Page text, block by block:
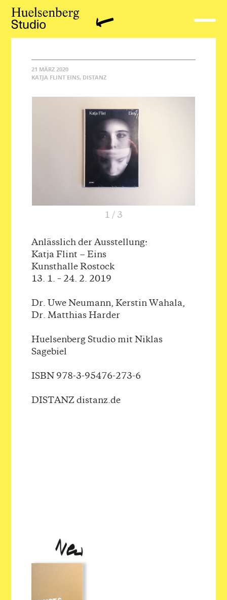
21 MÄRZ 2020
KATJA FLINT EINS, DISTANZ
1 / 3
Anlässlich der Ausstellung:
Katja Flint − Eins
Kunsthalle Rostock
13. 1. – 24. 2. 2019
Dr. Uwe Neumann, Kerstin Wahala,
Dr. Matthias Harder
Huelsenberg Studio mit Niklas
Sagebiel
ISBN 978-3-95476-273-6
DISTANZ distanz.de